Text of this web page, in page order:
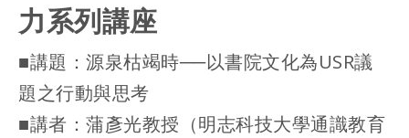
力系列講座
■講題：源泉枯竭時──以書院文化為USR議
題之行動與思考
■講者：蒲彥光教授（明志科技大學通識教育